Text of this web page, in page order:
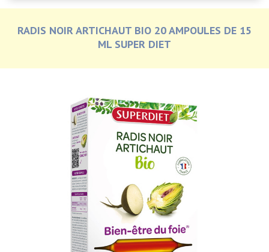
RADIS NOIR ARTICHAUT BIO 20 AMPOULES DE 15
ML SUPER DIET